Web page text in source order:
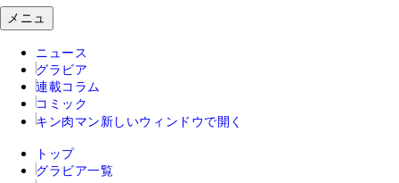
メニュ
ニュース
グラビア
連載コラム
コミック
キン肉マン 新しいウィンドウで開く
トップ
グラビア一覧